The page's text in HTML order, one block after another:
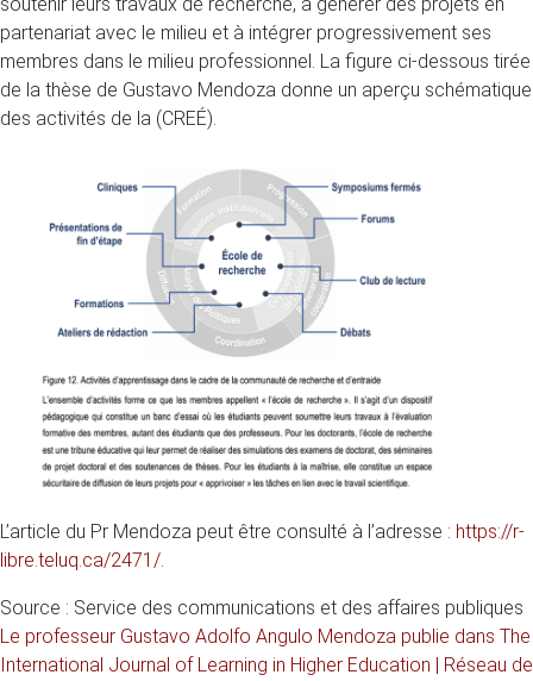
partenariat avec le milieu et à intégrer progressivement ses
membres dans le milieu professionnel. La figure ci-dessous tirée
de la thèse de Gustavo Mendoza donne un aperçu schématique
des activités de la (CREÉ).
L’article du Pr Mendoza peut être consulté à l’adresse : https://r-
libre.teluq.ca/2471/.
Source : Service des communications et des affaires publiques
Le professeur Gustavo Adolfo Angulo Mendoza publie dans The
International Journal of Learning in Higher Education | Réseau de